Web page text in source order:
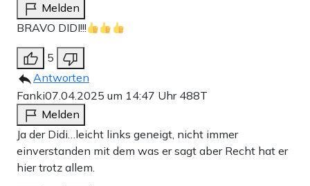
Melden
BRAVO DIDI!!!
5
Antworten
Fanki07.04.2025 um 14:47 Uhr 488T
Melden
Ja der Didi…leicht links geneigt, nicht immer
einverstanden mit dem was er sagt aber Recht hat er
hier trotz allem.